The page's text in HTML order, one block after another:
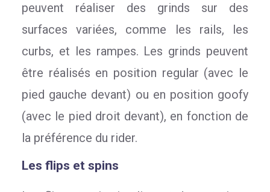
peuvent réaliser des grinds sur des
surfaces variées, comme les rails, les
curbs, et les rampes. Les grinds peuvent
être réalisés en position regular (avec le
pied gauche devant) ou en position goofy
(avec le pied droit devant), en fonction de
la préférence du rider.
Les flips et spins